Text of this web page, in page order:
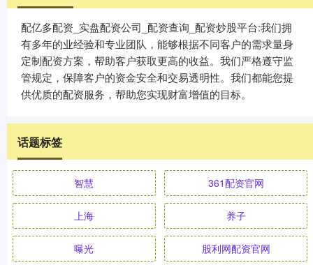
配亿多配资_实盘配资公司_配资查询_配资炒股平台:我们拥
有多年的业经验和专业团队，能够根据不同客户的需求量身
定制配资方案，帮助客户获取更高的收益。我们严格遵守监
管规定，保障客户的资金安全和交易透明性。我们都能您提
供优质的配资服务，帮助您实现财富增值的目标。
话题标签
智慧 361配资官网
上海 养子
曝光 股利网配资官网